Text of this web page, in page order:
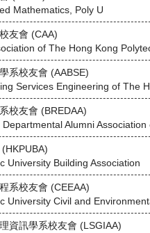
Mathematics, Poly U
友會 (CAA)
of The Hong Kong
系校友會 (AABSE)
Services Engineering of The
校友會 (BREDAA)
Alumni
University Building Association
系校友會 (CEEAA)
University Civil and
資訊學系校友會 (LSGIAA)